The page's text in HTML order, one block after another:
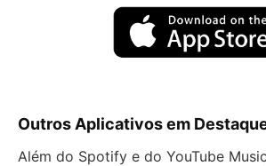
Outros Aplicativos em
Além do Spotify e do YouTube